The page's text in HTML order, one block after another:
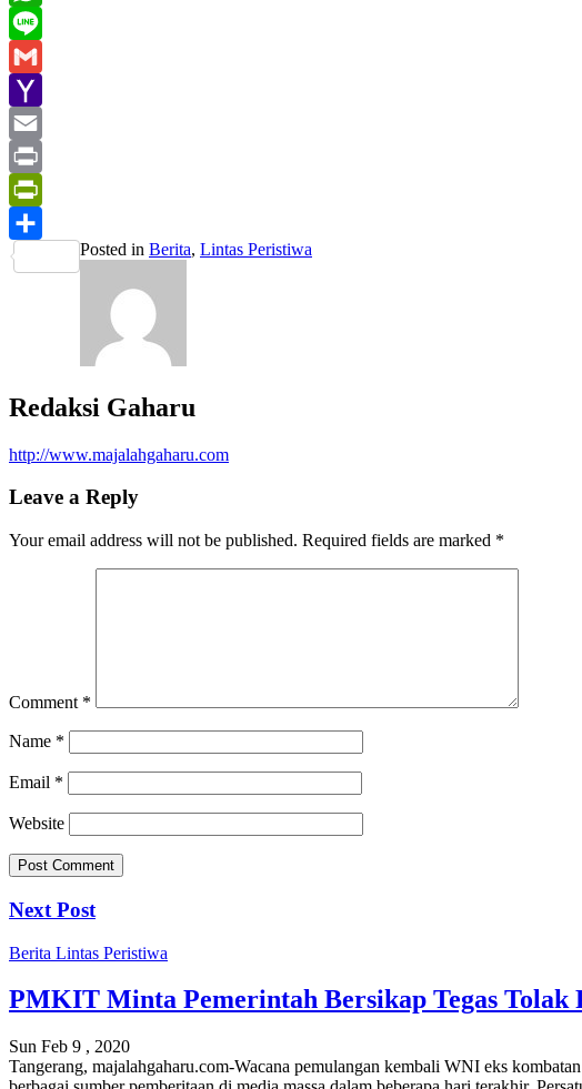
WhatsApp
Line
Gmail
Yahoo
Mail
Email
Print
PrintFriendly
Share
Posted in Berita, Lintas Peristiwa
Redaksi Gaharu
http://www.majalahgaharu.com
Leave a Reply
Your email address will not be published. Required fields are marked *
Comment *
Name *
Email *
Website
Next Post
Berita Lintas Peristiwa
PMKIT Minta Pemerintah Bersikap Tegas Tolak
Sun Feb 9 , 2020
Tangerang, majalahgaharu.com-Wacana pemulangan kembali WNI eks